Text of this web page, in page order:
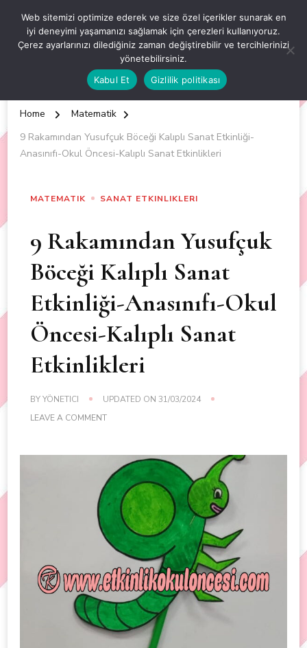
OKUL ÖNCESİ ETKİNLİKLER
EN YENİ VE ÖZGÜN OKUL ÖNCESİ ETKİNLİKLERİ
Home
Matematik
9 Rakamından Yusufçuk Böceği Kalıplı Sanat Etkinliği-
Anasınıfı-Okul Öncesi-Kalıplı Sanat Etkinlikleri
MATEMATIK SANAT ETKINLIKLERI
9 Rakamından Yusufçuk
Böceği Kalıplı Sanat
Etkinliği-Anasınıfı-Okul
Öncesi-Kalıplı Sanat
Etkinlikleri
BYYÖNETICI UPDATED ON 31/03/2024
LEAVE A COMMENTON
BÖCEĞI
KALIPLI
SANAT
ETKINLIĞI-
ANASINIFI-
OKUL
ÖNCESI-
KALIPLI
SANAT
ETKINLIKLERI
Web sitemizi optimize ederek ve size özel içerikler sunarak en
iyi deneyimi yaşamanızı sağlamak için çerezleri kullanıyoruz.
Çerez ayarlarınızı dilediğiniz zaman değiştirebilir ve tercihlerinizi
yönetebilirsiniz.
Kabul Et
Gizlilik politikası